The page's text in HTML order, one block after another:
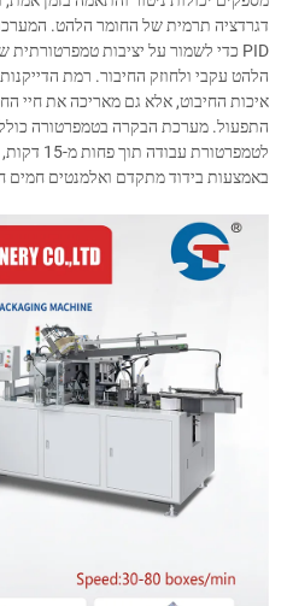
דגרדציה תרמית של החומר הלהט.
הלהט עקבי ולחוזק החיבור. רמת
איכות החיבוט, אלא גם מאריכה את חיי
התפעול. מערכת הבקרה בטמפרטורה
באמצעות בידוד מתקדם ואלמנטים חמים